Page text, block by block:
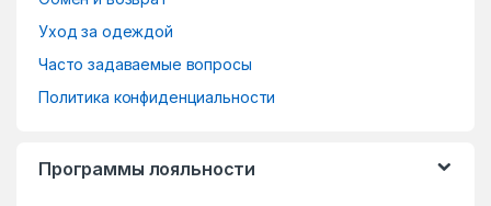
Уход за одеждой
Часто задаваемые вопросы
Политика конфиденциальности
Программы лояльности